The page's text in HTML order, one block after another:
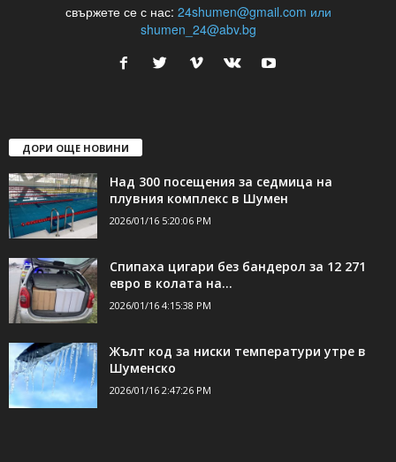
свържете се с нас: 24shumen@gmail.com или
shumen_24@abv.bg
ДОРИ ОЩЕ НОВИНИ
Над 300 посещения за седмица на
плувния комплекс в Шумен
2026/01/16 5:20:06 PM
Спипаха цигари без бандерол за 12 271
евро в колата на...
2026/01/16 4:15:38 PM
Жълт код за ниски температури утре в
Шуменско
2026/01/16 2:47:26 PM